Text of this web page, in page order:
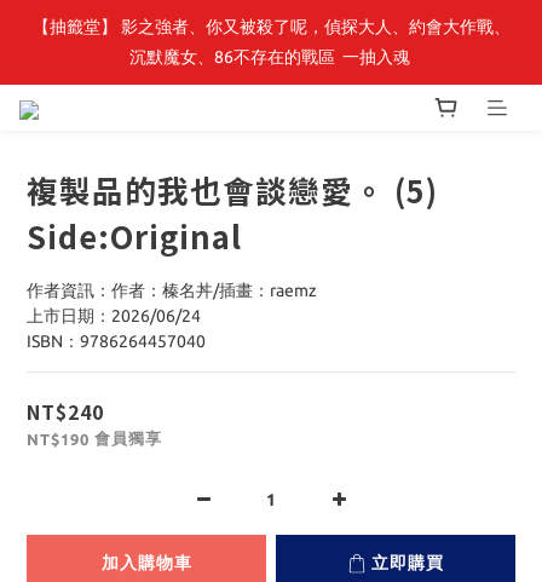
最新開賣🔥「全知讀者視角」 周邊商品
【抽籤堂】 影之強者、你又被殺了呢，偵探大人、約會大作戰、
沉默魔女、86不存在的戰區  一抽入魂
複製品的我也會談戀愛。 (5)
Side:Original
作者資訊：作者：榛名丼/插畫：raemz
上市日期：2026/06/24
ISBN：9786264457040
NT$240
NT$190 會員獨享
加入購物車 立即購買